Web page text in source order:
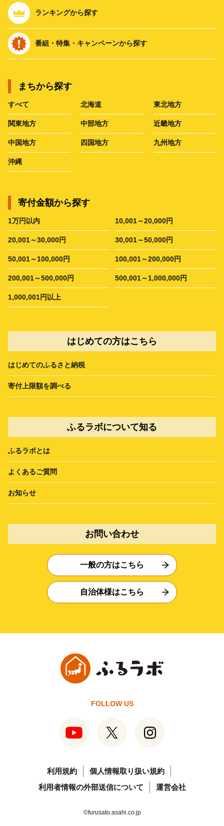
ランキングから探す
番組・特集・キャンペーンから探す
まちから探す
すべて 北海道 東北地方
関東地方 中部地方 近畿地方
中国地方 四国地方 九州地方
沖縄
寄付金額から探す
1万円以内 10,001～20,000円
20,001～30,000円 30,001～50,000円
50,001～100,000円 100,001～200,000円
200,001～500,000円 500,001～1,000,000円
1,000,001円以上
はじめての方はこちら
はじめてのふるさと納税
寄付上限額を調べる
ふるラボについて知る
ふるラボとは
よくあるご質問
お知らせ
お問い合わせ
一般の方はこちら
自治体様はこちら
FOLLOW US
利用規約
個人情報取り扱い規約
利用者情報の外部送信について
運営会社
©furusato.asahi.co.jp